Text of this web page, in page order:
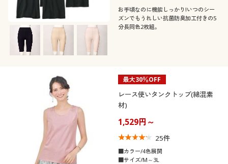
お手頃なのに機能しっかり!いつのシー
ズンでもうれしい抗菌防臭加工付きの5
分長同色2枚組。
最大30％OFF
レース使いタンクトップ(綿混素
材)
1,529円～
25件
■カラー/4色展開
■サイズ/M～3L